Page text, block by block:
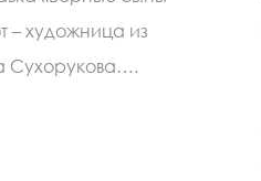
– художница из
Сухорукова….